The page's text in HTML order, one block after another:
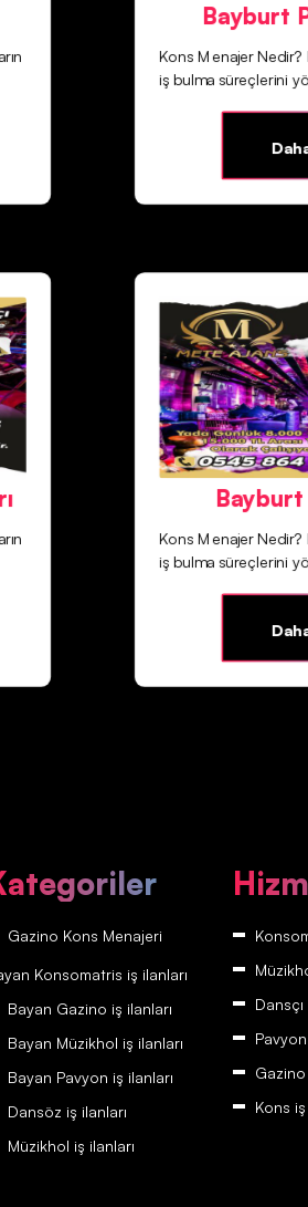
Bayburt
Kons Menajer Nedir?
iş bulma süreçlerini
Bayburt
Kons Menajer Nedir?
iş bulma süreçlerini
Gazino Kons Menajeri
Konsomatris iş ilanları
Bayan Gazino iş ilanları
Bayan Müzikhol iş ilanları
Bayan Pavyon iş ilanları
Dansöz iş ilanları
Müzikhol iş ilanları
Dansçı
Gazino
Kons iş